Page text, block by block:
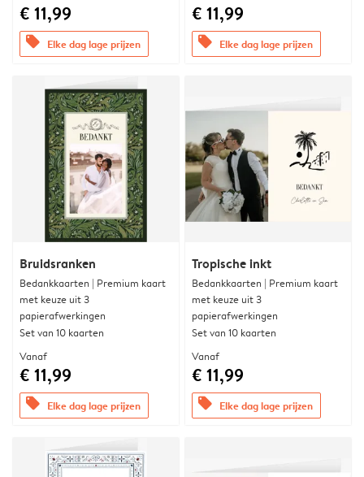
€ 11,99
offers Elke dag lage prijzen
€ 11,99
offers Elke dag lage prijzen
Bruidsranken
Bedankkaarten | Premium kaart
met keuze uit 3
papierafwerkingen
Set van 10 kaarten
Vanaf
€ 11,99
offers Elke dag lage prijzen
Tropische inkt
Bedankkaarten | Premium kaart
met keuze uit 3
papierafwerkingen
Set van 10 kaarten
Vanaf
€ 11,99
offers Elke dag lage prijzen